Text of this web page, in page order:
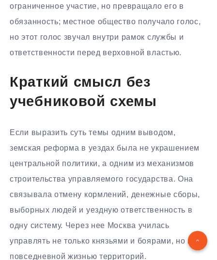
ограниченное участие, но превращало его в
обязанность; местное общество получало голос,
но этот голос звучал внутри рамок службы и
ответственности перед верховной властью.
Краткий смысл без
учебниковой схемы
Если выразить суть темы одним выводом,
земская реформа в уездах была не украшением
центральной политики, а одним из механизмов
строительства управляемого государства. Она
связывала отмену кормлений, денежные сборы,
выборных людей и уездную ответственность в
одну систему. Через нее Москва училась
управлять не только князьями и боярами, но и
повседневной жизнью территорий.